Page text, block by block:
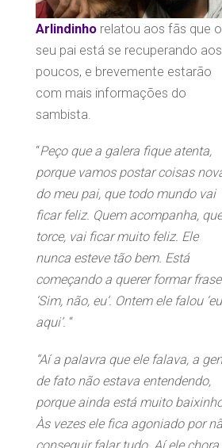
Arlindinhorelatou aos fãs que o
seu pai está se recuperando aos
poucos, e brevemente estarão
com mais informações do
sambista.
“Peço que a galera fique atenta,
porque vamos postar coisas
do meu pai, que todo mundo vai
ficar feliz. Quem acompanha,
torce, vai ficar muito feliz. Ele
nunca esteve tão bem. Está
começando a querer formar
‘Sim, não, eu’. Ontem ele falou ‘eu
aqui’. “
“Aí a palavra que ele falava, a
de fato não estava entendendo,
porque ainda está muito
Às vezes ele fica agoniado por